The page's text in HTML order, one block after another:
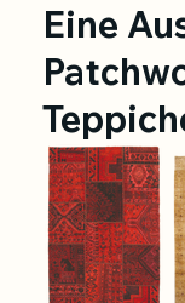
Eine